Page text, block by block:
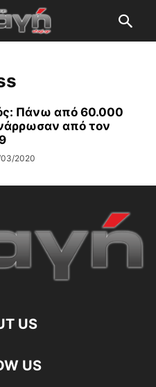
Πάνω από 60.000
από τον
2020
US
US